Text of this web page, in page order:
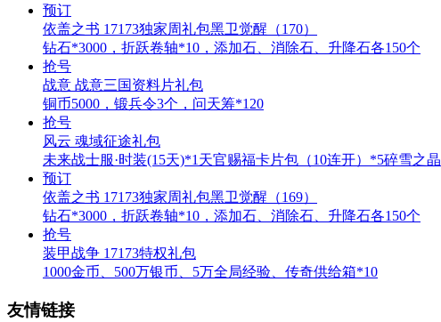
预订
依盖之书 17173独家周礼包黑卫觉醒（170）
钻石*3000，折跃卷轴*10，添加石、消除石、升降石各150个
抢号
战意 战意三国资料片礼包
铜币5000，锻兵令3个，问天筹*120
抢号
风云 魂域征途礼包
未来战士服·时装(15天)*1天官赐福卡片包（10连开）*5碎雪之
预订
依盖之书 17173独家周礼包黑卫觉醒（169）
钻石*3000，折跃卷轴*10，添加石、消除石、升降石各150个
抢号
装甲战争 17173特权礼包
1000金币、500万银币、5万全局经验、传奇供给箱*10
友情链接